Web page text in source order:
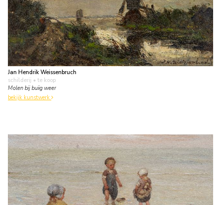
Jan Hendrik Weissenbruch
schilderij • te koop
Molen bij buiig weer
bekijk kunstwerk